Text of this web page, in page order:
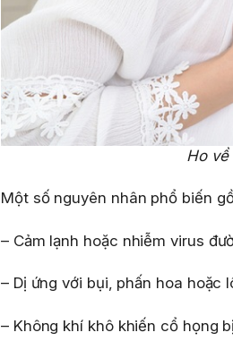
Ho về
Một số nguyên nhân phổ biến
– Cảm lạnh hoặc nhiễm virus
– Dị ứng với bụi, phấn hoa hoặc
– Không khí khô khiến cổ họng